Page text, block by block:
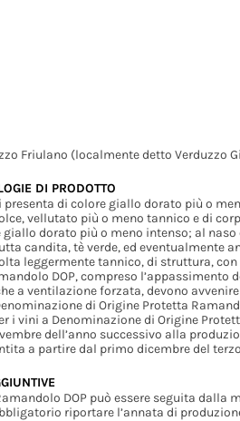
Friulano (localmente detto Verduzzo
DI PRODOTTO
presenta di colore giallo dorato più o
vellutato più o meno tannico e di
giallo dorato più o meno intenso; al
candita, tè verde, ed eventualmente
leggermente tannico, di struttura,
DOP, compreso l’appassimento
a ventilazione forzata, devono
di Origine Protetta
i vini a Denominazione di Origine
dell’anno successivo alla
a partire dal primo dicembre del
DOP può essere seguita dalla
riportare l’annata di